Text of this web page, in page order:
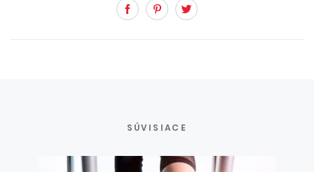
FacebookPinterest
SÚVISIACE